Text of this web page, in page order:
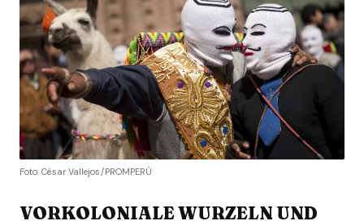
Foto: César Vallejos/PROMPERÙ
VORKOLONIALE WURZELN UND